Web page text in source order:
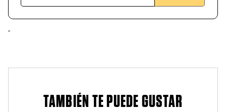
TAMBIÉN TE PUEDE GUSTAR